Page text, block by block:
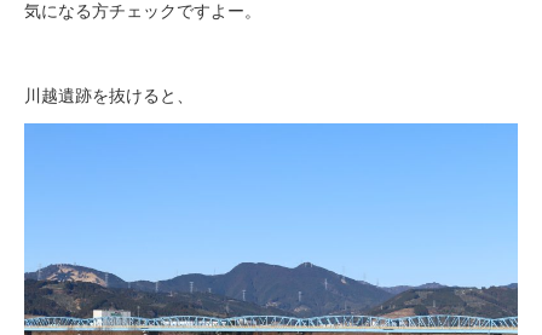
気になる方チェックですよー。
川越遺跡を抜けると、